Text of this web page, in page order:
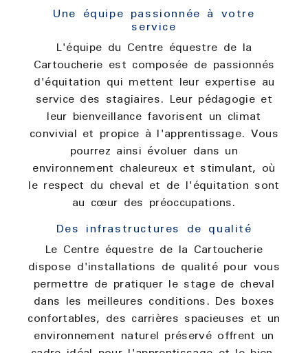
Une équipe passionnée à votre
service
L'équipe du Centre équestre de la
Cartoucherie est composée de passionnés
d'équitation qui mettent leur expertise au
service des stagiaires. Leur pédagogie et
leur bienveillance favorisent un climat
convivial et propice à l'apprentissage. Vous
pourrez ainsi évoluer dans un
environnement chaleureux et stimulant, où
le respect du cheval et de l'équitation sont
au cœur des préoccupations.
Des infrastructures de qualité
Le Centre équestre de la Cartoucherie
dispose d'installations de qualité pour vous
permettre de pratiquer le stage de cheval
dans les meilleures conditions. Des boxes
confortables, des carrières spacieuses et un
environnement naturel préservé offrent un